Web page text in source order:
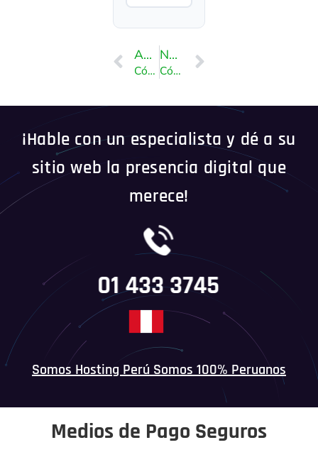
ANTERIOR
Cómo generar una copia de seguridad de cPanel y enviarla al servidor FTP?
NEXT
Cómo solicitar productos adicionales o complementos en el área del cliente
¡Hable con un especialista y dé a su
sitio web la presencia digital que
merece!
01 433 3745
Somos Hosting Perú Somos 100% Peruanos
Medios de Pago Seguros